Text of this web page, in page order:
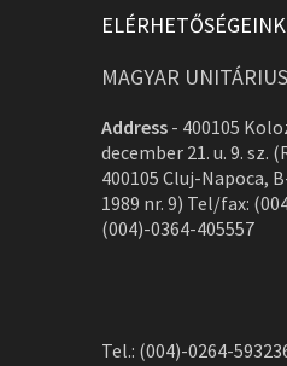
ELÉRHETŐSÉGEINK
MAGYAR
Address - 400105
december 21. u. 9. sz.
400105 Cluj-Napoca,
1989 nr. 9) Tel/fax:
(004)-0364-405557
Tel.: (004)-0264-